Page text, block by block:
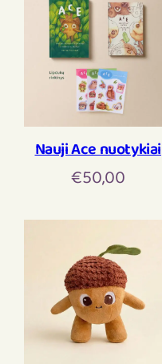
Nauji Ace nuotykiai
€50,00